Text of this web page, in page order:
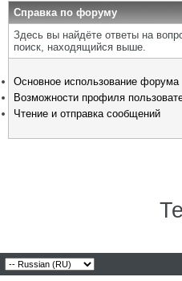
Справка по форуму
Здесь вы найдёте ответы на
поиск, находящийся выше.
Основное использование форума
Возможности профиля
Чтение и отправка сообщений